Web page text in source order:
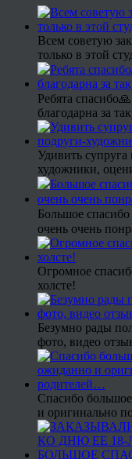
Всем советую
только в этой
Ребята
благодарна за
Удивить
художники,
Большое
очень очень
Огромное
холсте!
Безумно рады
фото, видео
Спасибо
и оригинально